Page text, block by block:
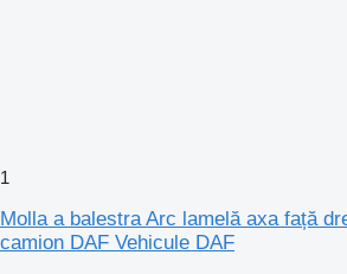
1
Molla a balestra Arc lamelă axa față
camion DAF Vehicule DAF